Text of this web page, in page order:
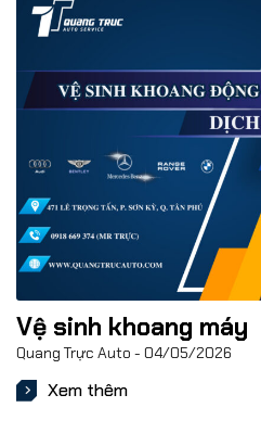
Vệ sinh khoang máy
Quang Trực Auto 04/05/2026
Xem thêm